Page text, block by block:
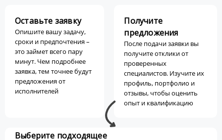
Оставьте заявку
Опишите вашу задачу,
сроки и предпочтения –
это займет всего пару
минут. Чем подробнее
заявка, тем точнее будут
предложения от
исполнителей
Получите
предложения
После подачи заявки вы
получите отклики от
проверенных
специалистов. Изучите их
профиль, портфолио и
отзывы, чтобы оценить
опыт и квалификацию
Выберите подходящее